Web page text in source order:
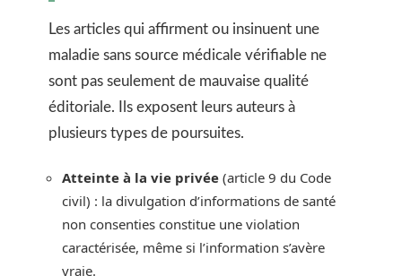
Les articles qui affirment ou insinuent une
maladie sans source médicale vérifiable ne
sont pas seulement de mauvaise qualité
éditoriale. Ils exposent leurs auteurs à
plusieurs types de poursuites.
Atteinte à la vie privée (article 9 du Code
civil) : la divulgation d’informations de santé
non consenties constitue une violation
caractérisée, même si l’information s’avère
vraie.